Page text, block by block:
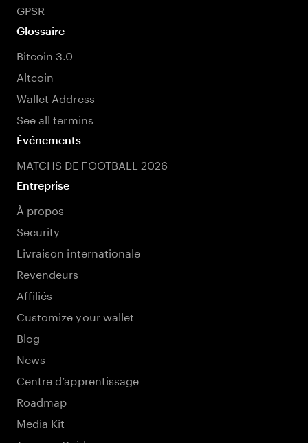
GPSR
Glossaire
Bitcoin 3.0
Altcoin
Wallet Address
See all termins
Événements
MATCHS DE FOOTBALL 2026
Entreprise
À propos
Security
Livraison internationale
Revendeurs
Affiliés
Customize your wallet
Blog
News
Centre d’apprentissage
Roadmap
Media Kit